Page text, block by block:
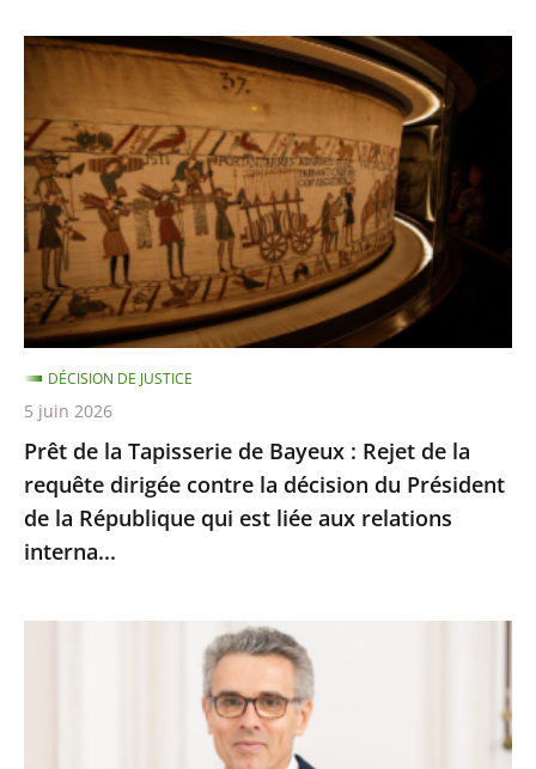
la
reprise
projet
Prêt
la
Tapisserie
de
Bayeux
:
Rejet
de
la
requête
dirigée
contre
la
décision
du
de
Prêt de la Tapisserie de Bayeux : Rejet de la
requête dirigée contre la décision du Président
de la République qui est liée aux relations
interna...
DÉCISION DE JUSTICE
5 juin 2026